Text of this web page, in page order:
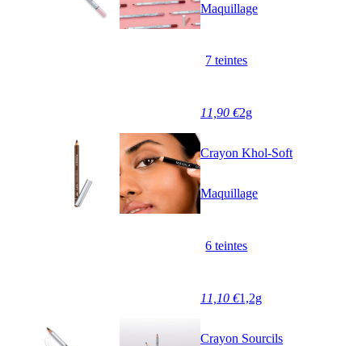
Maquillage
7 teintes
11,90 €2g
Crayon Khol-Soft
Maquillage
6 teintes
11,10 €1,2g
Crayon Sourcils